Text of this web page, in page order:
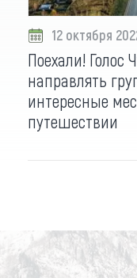
12 октября
Поехали! Голос
направлять
интересные
путешествии